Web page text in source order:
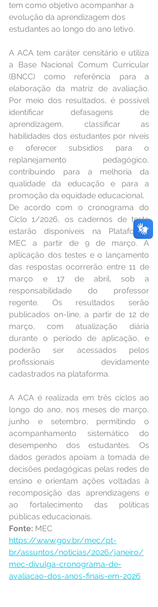
tem como objetivo acompanhar a
evolução da aprendizagem dos
estudantes ao longo do ano letivo.
A ACA tem caráter censitário e utiliza
a Base Nacional Comum Curricular
(BNCC) como referência para a
elaboração da matriz de avaliação.
Por meio dos resultados, é possível
identificar defasagens de
aprendizagem, classificar as
habilidades dos estudantes por níveis
e oferecer subsídios para o
replanejamento pedagógico,
contribuindo para a melhoria da
qualidade da educação e para a
promoção da equidade educacional.
De acordo com o cronograma do
Ciclo 1/2026, os cadernos de teste
estarão disponíveis na Plataforma
MEC a partir de 9 de março. A
aplicação dos testes e o lançamento
das respostas ocorrerão entre 11 de
março e 17 de abril, sob a
responsabilidade do professor
regente. Os resultados serão
publicados on-line, a partir de 12 de
março, com atualização diária
durante o período de aplicação, e
poderão ser acessados pelos
profissionais devidamente
cadastrados na plataforma.
A ACA é realizada em três ciclos ao
longo do ano, nos meses de março,
junho e setembro, permitindo o
acompanhamento sistemático do
desempenho dos estudantes. Os
dados gerados apoiam a tomada de
decisões pedagógicas pelas redes de
ensino e orientam ações voltadas à
recomposição das aprendizagens e
ao fortalecimento das políticas
públicas educacionais.
Fonte: MEC
https://www.gov.br/mec/pt-
br/assuntos/noticias/2026/janeiro/
mec-divulga-cronograma-de-
avaliacao-dos-anos-finais-em-2026